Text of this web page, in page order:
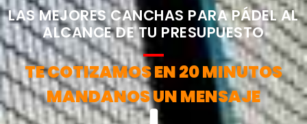
LAS MEJORES CANCHAS PARA PÁDEL AL
ALCANCE DE TU PRESUPUESTO
TE COTIZAMOS EN 20 MINUTOS
MANDANOS UN MENSAJE